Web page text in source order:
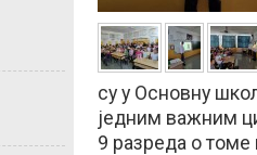
су у Основну
једним важним
9 разреда о томе